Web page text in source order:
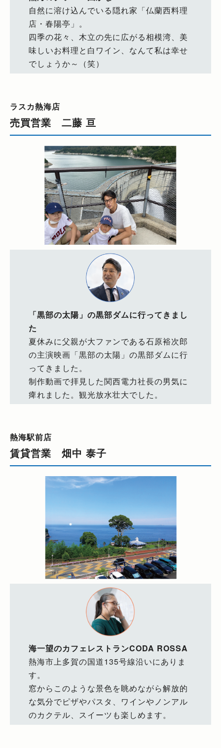
自然に溶け込んでいる隠れ家「仏蘭西料理
店・春陽亭」。
四季の花々、木立の先に広がる相模湾、美
味しいお料理と白ワイン、なんて私は幸せ
でしょうか～（笑）
ラスカ熱海店
売買営業 二藤 亘
「黒部の太陽」の黒部ダムに行ってきまし
た
夏休みに父親が大ファンである石原裕次郎
の主演映画「黒部の太陽」の黒部ダムに行
ってきました。
制作動画で拝見した関西電力社長の男気に
痺れました。観光放水壮大でした。
熱海駅前店
賃貸営業 畑中 泰子
海一望のカフェレストランCODA ROSSA
熱海市上多賀の国道135号線沿いにありま
す。
窓からこのような景色を眺めながら解放的
な気分でピザやパスタ、ワインやノンアル
のカクテル、スイーツも楽しめます。